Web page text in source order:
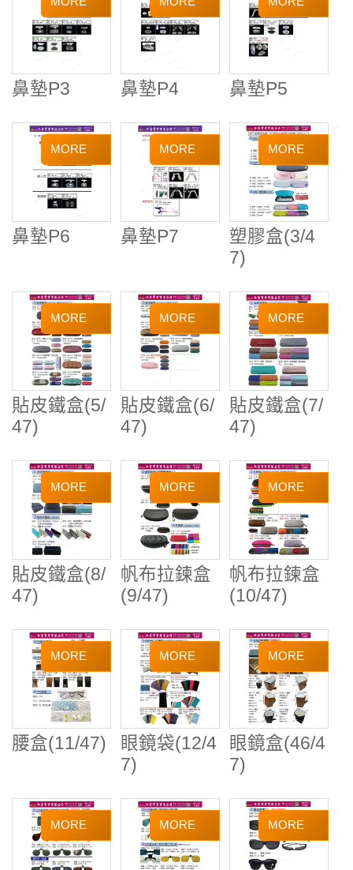
鼻墊P3 鼻墊P4 鼻墊P5
鼻墊P6 鼻墊P7
塑膠盒(3/4
7)
貼皮鐵盒(5/
47)
貼皮鐵盒(6/
47)
貼皮鐵盒(7/
47)
貼皮鐵盒(8/
47)
帆布拉鍊盒
(9/47)
帆布拉鍊盒
(10/47)
腰盒(11/47)
眼鏡袋(12/4
7)
眼鏡盒(46/4
7)